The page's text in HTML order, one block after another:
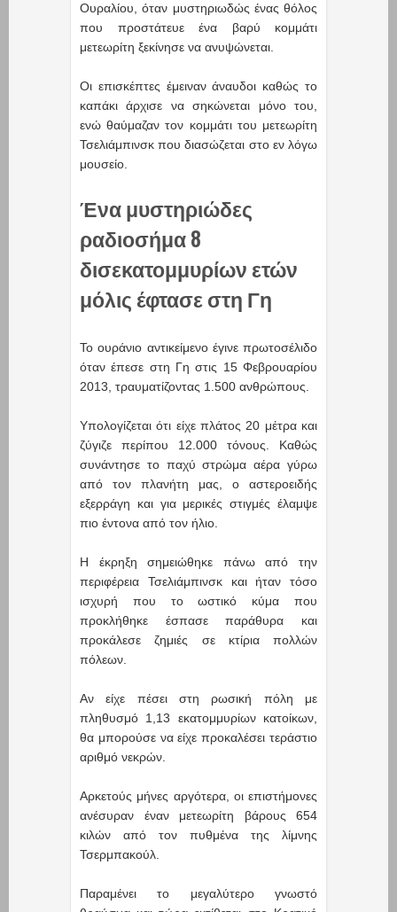
Ουραλίου, όταν μυστηριωδώς ένας θόλος
που προστάτευε ένα βαρύ κομμάτι
μετεωρίτη ξεκίνησε να ανυψώνεται.
Οι επισκέπτες έμειναν άναυδοι καθώς το
καπάκι άρχισε να σηκώνεται μόνο του,
ενώ θαύμαζαν τον κομμάτι του μετεωρίτη
Τσελιάμπινσκ που διασώζεται στο εν λόγω
μουσείο.
Ένα μυστηριώδες
ραδιοσήμα 8
δισεκατομμυρίων ετών
μόλις έφτασε στη Γη
Το ουράνιο αντικείμενο έγινε πρωτοσέλιδο
όταν έπεσε στη Γη στις 15 Φεβρουαρίου
2013, τραυματίζοντας 1.500 ανθρώπους.
Υπολογίζεται ότι είχε πλάτος 20 μέτρα και
ζύγιζε περίπου 12.000 τόνους. Καθώς
συνάντησε το παχύ στρώμα αέρα γύρω
από τον πλανήτη μας, ο αστεροειδής
εξερράγη και για μερικές στιγμές έλαμψε
πιο έντονα από τον ήλιο.
Η έκρηξη σημειώθηκε πάνω από την
περιφέρεια Τσελιάμπινσκ και ήταν τόσο
ισχυρή που το ωστικό κύμα που
προκλήθηκε έσπασε παράθυρα και
προκάλεσε ζημιές σε κτίρια πολλών
πόλεων.
Αν είχε πέσει στη ρωσική πόλη με
πληθυσμό 1,13 εκατομμυρίων κατοίκων,
θα μπορούσε να είχε προκαλέσει τεράστιο
αριθμό νεκρών.
Αρκετούς μήνες αργότερα, οι επιστήμονες
ανέσυραν έναν μετεωρίτη βάρους 654
κιλών από τον πυθμένα της λίμνης
Τσερμπακούλ.
Παραμένει το μεγαλύτερο γνωστό